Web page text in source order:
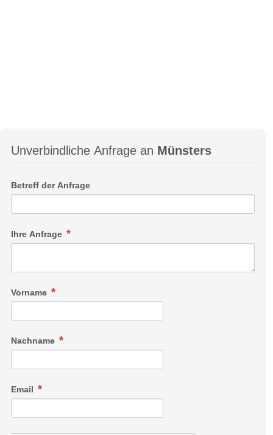
Unverbindliche Anfrage an Münsters
Betreff der Anfrage
Ihre Anfrage
Vorname
Nachname
Email